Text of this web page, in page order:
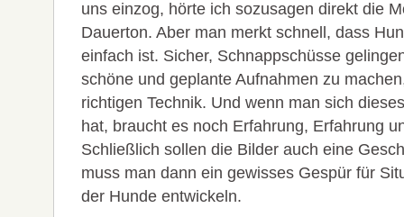
uns einzog, hörte ich sozusagen direkt die
Dauerton. Aber man merkt schnell, dass
einfach ist. Sicher, Schnappschüsse
schöne und geplante Aufnahmen zu
richtigen Technik. Und wenn man sich
hat, braucht es noch Erfahrung, Erfahrung
Schließlich sollen die Bilder auch eine
muss man dann ein gewisses Gespür für
der Hunde entwickeln.